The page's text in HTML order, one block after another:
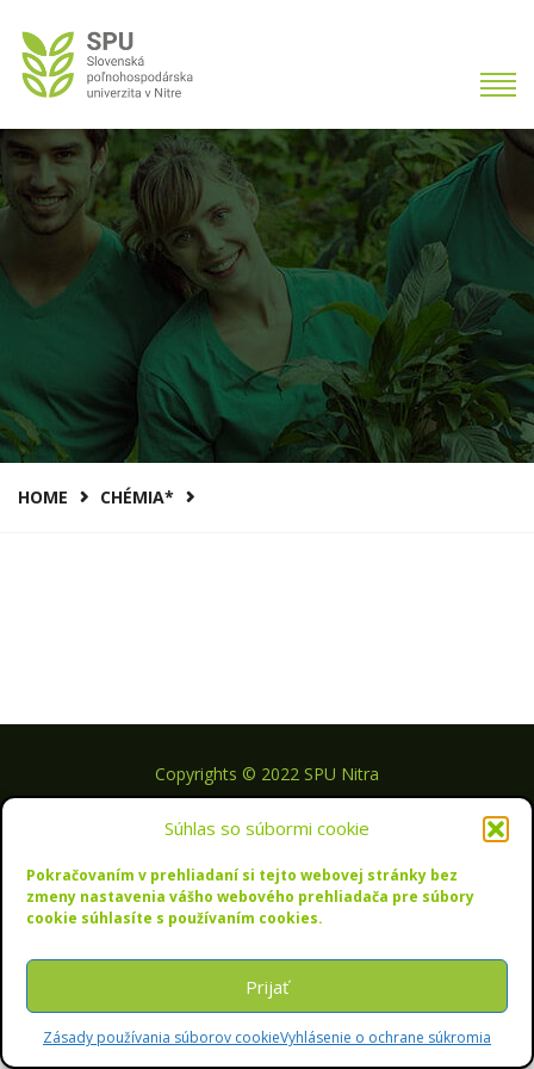
Súhlas so súbormi cookie
Pokračovaním v prehliadaní si tejto webovej stránky bez
zmeny nastavenia vášho webového prehliadača pre súbory
cookie súhlasíte s používaním cookies.
Prijať
Zásady používania súborov cookieVyhlásenie o ochrane súkromia
HOME CHÉMIA*
Copyrights © 2022 SPU Nitra
Podaj si prihlášku!